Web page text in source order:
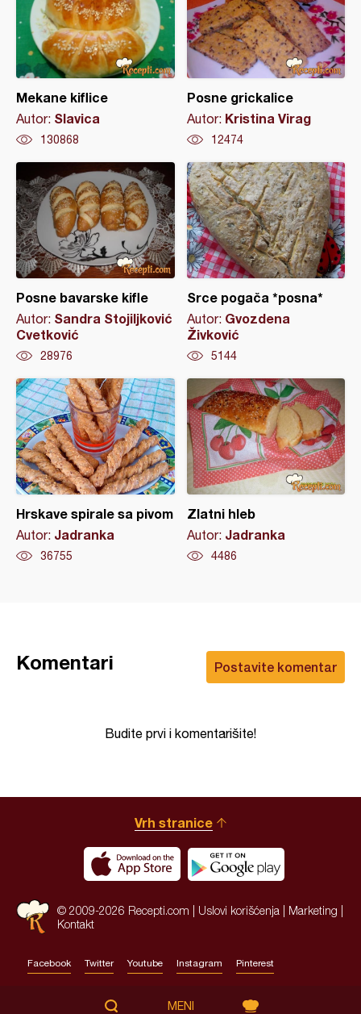
Mekane kiflice
Autor: Slavica
130868
Posne grickalice
Autor: Kristina Virag
12474
Posne bavarske kifle
Autor: Sandra Stojiljković
Cvetković
28976
Srce pogača *posna*
Autor: Gvozdena
Živković
5144
Hrskave spirale sa pivom
Autor: Jadranka
36755
Zlatni hleb
Autor: Jadranka
4486
Postavite komentar
Komentari
Budite prvi i komentarišite!
Vrh stranice
© 2009-2026 Recepti.com | Uslovi korišćenja Marketing
Kontakt
Facebook Twitter Youtube Instagram Pinterest